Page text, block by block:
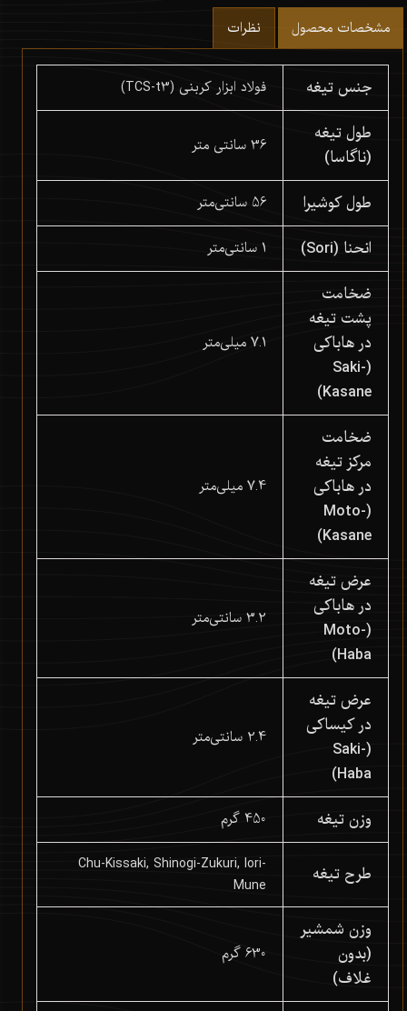
مشخصات محصول نظرات
جنس تیغه فولاد ابزار کربنی (TCS-t3)
طول تیغه
(ناگاسا)
36 سانتی متر
طول کوشیرا 56 سانتی‌متر
انحنا (Sori) 1 سانتی‌متر
ضخامت
پشت تیغه
در هاباکی
(Saki-
Kasane)
7.1 میلی‌متر
ضخامت
مرکز تیغه
در هاباکی
(Moto-
Kasane)
7.4 میلی‌متر
عرض تیغه
در هاباکی
(Moto-
Haba)
3.2 سانتی‌متر
عرض تیغه
در کیساکی
(Saki-
Haba)
2.4 سانتی‌متر
وزن تیغه 450 گرم
طرح تیغه
Chu-Kissaki, Shinogi-Zukuri, Iori-
Mune
وزن شمشیر
(بدون
غلاف)
630 گرم